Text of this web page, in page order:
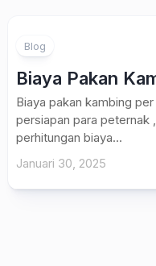
Blog
Biaya Pakan
Biaya pakan kambing
persiapan para peternak
perhitungan biaya...
Januari 30, 2025